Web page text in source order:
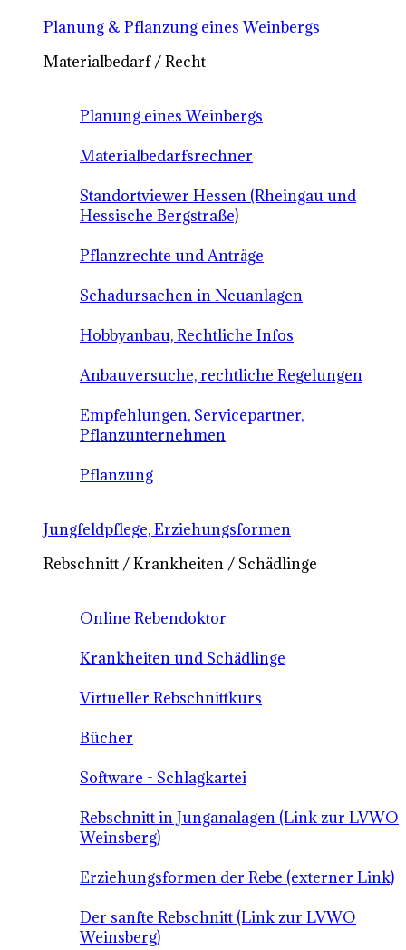
Planung & Pflanzung eines Weinbergs
Materialbedarf / Recht
Planung eines Weinbergs
Materialbedarfsrechner
Standortviewer Hessen (Rheingau und
Hessische Bergstraße)
Pflanzrechte und Anträge
Schadursachen in Neuanlagen
Hobbyanbau, Rechtliche Infos
Anbauversuche, rechtliche Regelungen
Empfehlungen, Servicepartner,
Pflanzunternehmen
Pflanzung
Jungfeldpflege, Erziehungsformen
Rebschnitt / Krankheiten / Schädlinge
Online Rebendoktor
Krankheiten und Schädlinge
Virtueller Rebschnittkurs
Bücher
Software - Schlagkartei
Rebschnitt in Junganalagen (Link zur LVWO
Weinsberg)
Erziehungsformen der Rebe (externer Link)
Der sanfte Rebschnitt (Link zur LVWO
Weinsberg)